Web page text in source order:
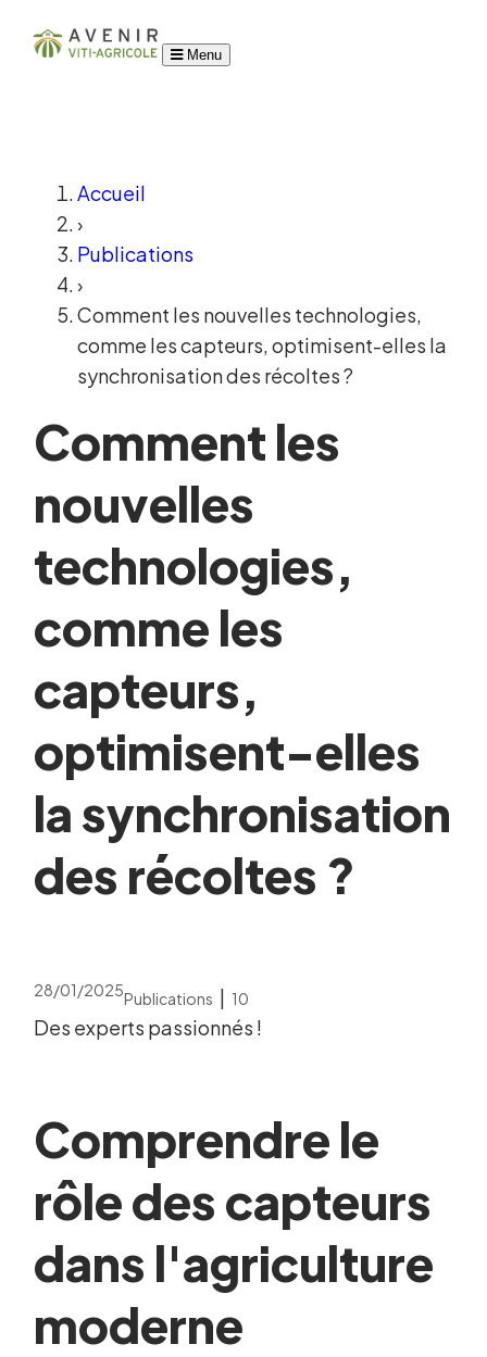
Menu
Accueil
›
Publications
›
Comment les nouvelles technologies,
comme les capteurs, optimisent-elles la
synchronisation des récoltes ?
Comment les
nouvelles
technologies,
comme les
capteurs,
optimisent-elles
la synchronisation
des récoltes ?
28/01/2025Publications | 10
Des experts passionnés !
Comprendre le
rôle des capteurs
dans l'agriculture
moderne